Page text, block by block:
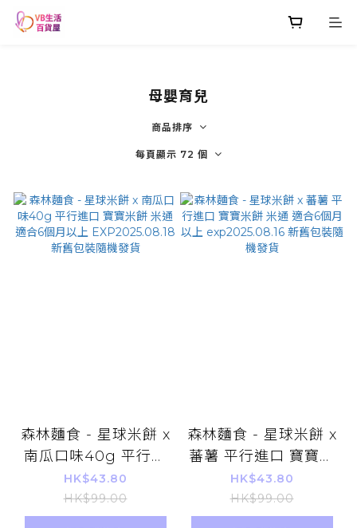
母嬰育兒
商品排序
每頁顯示 72 個
森林麵食 - 星球米餅 x
南瓜口味40g 平行進
口 寶寶米餅 米通 適合
6個月以上
EXP2025.08.18 新舊
HK$43.80
HK$99.00
森林麵食 - 星球米餅 x
蕃薯 平行進口 寶寶米
餅 米通 適合6個月以
上 exp2025.08.16 新
舊包裝隨機發貨
HK$43.80
HK$99.00